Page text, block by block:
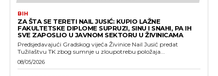
BIH
ZA ŠTA SE TERETI NAIL JUSIĆ: KUPIO LAŽNE
FAKULTETSKE DIPLOME SUPRUZI, SINU I SNAHI, PA IH
SVE ZAPOSLIO U JAVNOM SEKTORU U ŽIVINICAMA
Predsjedavajući Gradskog vijeća Živinice Nail Jusić predat
Tužilaštvu TK zbog sumnje u zloupotrebu položaja...
08/05/2026